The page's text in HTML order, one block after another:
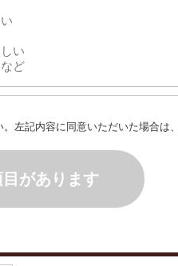
左記内容に同意いただいた場合は
があります